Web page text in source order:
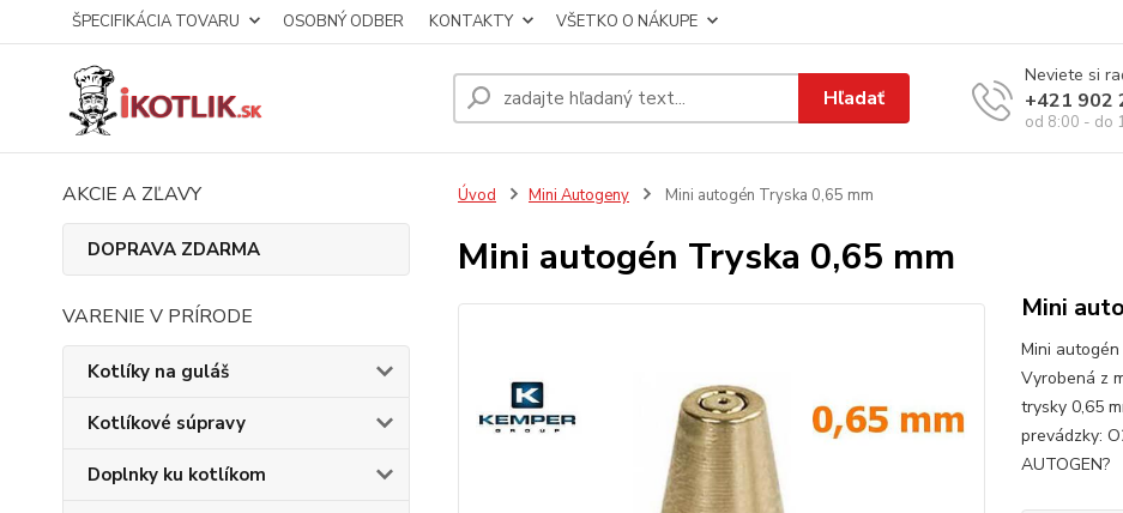
ŠPECIFIKÁCIA TOVARU OSOBNÝ ODBER KONTAKTY VŠETKO O NÁKUPE
Hľadať
Neviete si
+421 902
od 8:00 - do
AKCIE A ZĽAVY
DOPRAVA ZDARMA
VARENIE V PRÍRODE
Kotlíky na guláš
Kotlíkové súpravy
Doplnky ku kotlíkom
Úvod Mini Autogeny Mini autogén Tryska 0,65 mm
Mini autogén Tryska 0,65 mm
Mini
Mini
Vyrobená z
trysky 0,65
prevádzky:
AUTOGEN?